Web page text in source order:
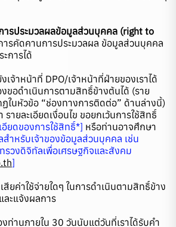
ารประมวลผลข้อมูลส่วนบุคคล (right to
ารคัดคานการประมวลผล ข้อมูลส่วนบุคคล
การได้
จ้าหน้าที่ DPO/เจ้าหน้าที่ฝ่ายของเราได้
ขอดำเนินการตามสิทธิ์ข้างต้นได้ (ราย
ในหัวข้อ “ช่องทางการติดต่อ” ด้านล่างนี้)
ายละเอียดเงื่อนไข ขอยกเว้นการใช้สิทธิ์
อียดของการใช้สิทธิ์*] หรือท่านอาจศึกษา
ำหรับเจ้าของข้อมูลส่วนบุคคล เช่น
รวงดิจิทัลเพื่อเศรษฐกิจและสังคม
]
ยค่าใช้จ่ายใดๆ ในการดำเนินตามสิทธิ์ข้าง
ละแจ้งผลการ
ท่านภายใน 30 วันนับแต่วันที่เราได้รับคำ